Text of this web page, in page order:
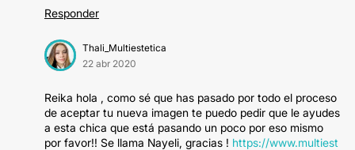
Responder
Thali_Multiestetica
22 abr 2020
Reika hola , como sé que has pasado por todo el proceso
de aceptar tu nueva imagen te puedo pedir que le ayudes
a esta chica que está pasando un poco por eso mismo
por favor!! Se llama Nayeli, gracias ! https://www.multiest